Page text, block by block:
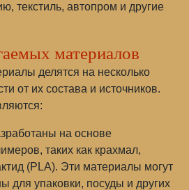
текстиль, автопром и другие
материалов
делятся на несколько
от их состава и источников.
на основе
таких как крахмал,
(PLA). Эти материалы могут
для упаковки, посуды и других